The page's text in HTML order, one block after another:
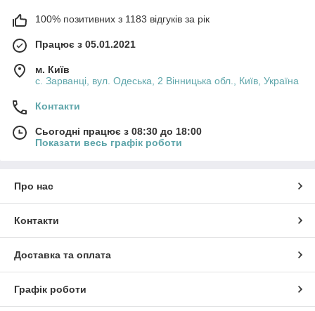
100% позитивних з 1183 відгуків за рік
Працює з 05.01.2021
м. Київ
с. Зарванці, вул. Одеська, 2 Вінницька обл., Київ, Україна
Контакти
Сьогодні працює з 08:30 до 18:00
Показати весь графік роботи
Про нас
Контакти
Доставка та оплата
Графік роботи